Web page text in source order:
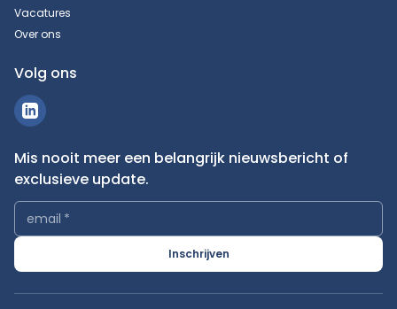
Vacatures
Over ons
Volg ons
Mis nooit meer een belangrijk nieuwsbericht of
exclusieve update.
email *
Inschrijven